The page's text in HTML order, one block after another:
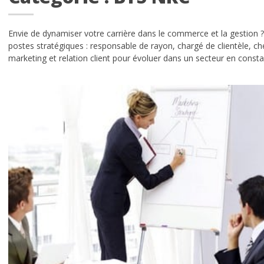
Envie de dynamiser votre carrière dans le commerce et la gestion
postes stratégiques : responsable de rayon, chargé de clientèle,
marketing et relation client pour évoluer dans un secteur en
de l’école Idelca
à forte personnalité
cadre
news du BDE
à l’école
ou initial ?